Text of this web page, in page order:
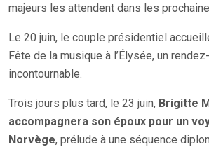
majeurs les attendent dans les
Le 20 juin, le couple présidentiel
Fête de la musique à l’Élysée, un
incontournable.
Trois jours plus tard, le 23 juin, Brigitte
accompagnera son époux pour un
Norvège, prélude à une séquence